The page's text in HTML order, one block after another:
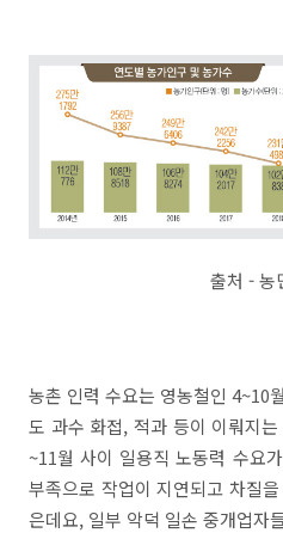
출처 - 농
농촌 인력 수요는 영농철인 4~10
도 과수 화접, 적과 등이 이뤄지
~11월 사이 일용직 노동력 수요
부족으로 작업이 지연되고 차질
은데요, 일부 악덕 일손 중개업자